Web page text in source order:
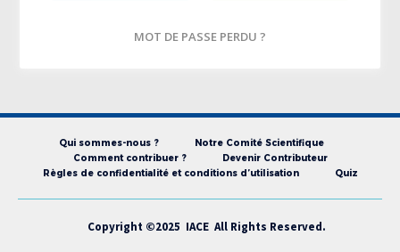
MOT DE PASSE PERDU ?
Qui sommes-nous ?
Notre Comité Scientifique
Comment contribuer ?
Devenir Contributeur
Règles de confidentialité et conditions d’utilisation
Quiz
Copyright ©2025 IACE All Rights Reserved.